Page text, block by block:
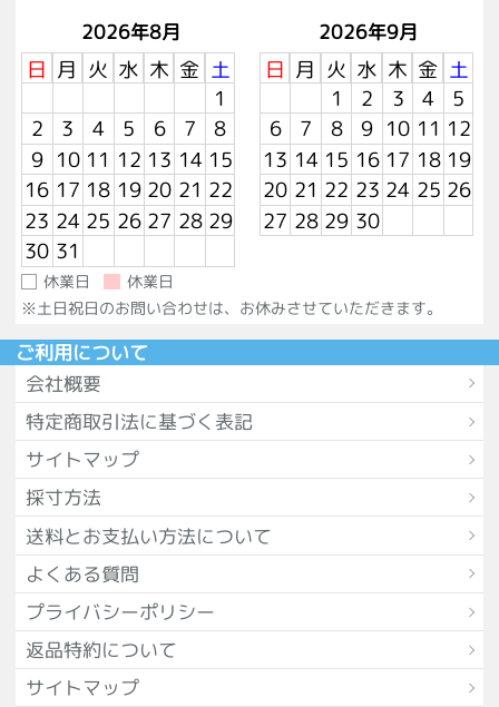
2026年8月
日 月 火 水 木 金 土
1
2
3 4 5 6 7
8
9 10 11 12 13 14 15
16 17 18 19 20 21 22
23 24 25 26 27 28 29
30 31
2026年9月
日 月 火 水 木 金 土
1
2 3 4
5
6
7 8 9 10 11 12
13 14 15 16 17 18 19
20 21 22 23 24 25 26
27 28 29 30
休業日
休業日
※土日祝日のお問い合わせは、お休みさせていただきます。
ご利用について
会社概要
特定商取引法に基づく表記
サイトマップ
採寸方法
送料とお支払い方法について
よくある質問
プライバシーポリシー
返品特約について
サイトマップ